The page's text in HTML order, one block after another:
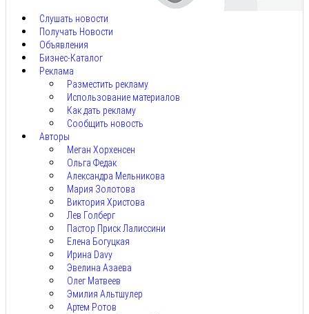
Слушать новости
Получать Новости
Объявления
Бизнес-Каталог
Реклама
Разместить рекламу
Использование материалов
Как дать рекламу
Сообщить новость
Авторы
Меган Хорхенсен
Ольга Федак
Александра Мельникова
Мария Золотова
Виктория Христова
Лев Голберг
Пастор Приск Лалиссини
Елена Богуцкая
Ирина Davy
Эвелина Азаева
Олег Матвеев
Эмилия Альтшулер
Артем Ротов